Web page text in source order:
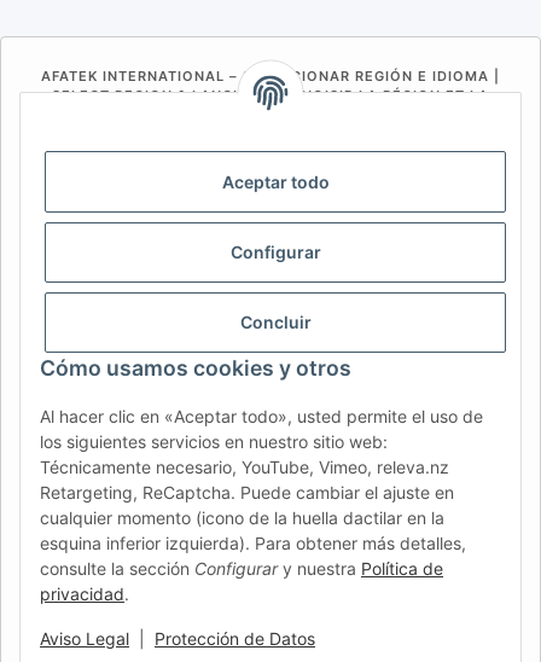
Aceptar todo
Configurar
Concluir
Cómo usamos cookies y otros
Al hacer clic en «Aceptar todo», usted permite el uso de
los siguientes servicios en nuestro sitio web:
Técnicamente necesario, YouTube, Vimeo, releva.nz
Retargeting, ReCaptcha. Puede cambiar el ajuste en
cualquier momento (icono de la huella dactilar en la
esquina inferior izquierda). Para obtener más detalles,
consulte la sección Configurary nuestra Política de
privacidad.
Aviso Legal Protección de Datos
AFATEK INTERNATIONAL – SELECCIONAR REGIÓN E IDIOMA |
SELECT REGION & LANGUAGE | CHOISIR LA RÉGION ET LA
LANGUE
ES
UK NZ USA MX PT
CZ
RO HR
AFATEK España| Su especialista en recambios para
remolques
Asesoría técnica:info@afatek.com| P. IVA (DE):
DE354251646
Oferta para talleres: compras intracomunitarias netas (VIES)